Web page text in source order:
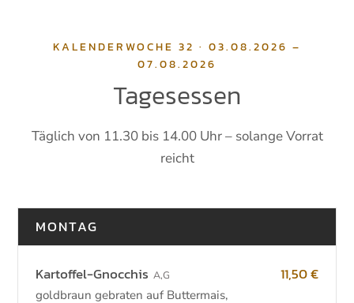
KALENDERWOCHE 32 · 03.08.2026 –
07.08.2026
Tagesessen
Täglich von 11.30 bis 14.00 Uhr – solange Vorrat
reicht
MONTAG
Kartoffel-Gnocchis A,G
goldbraun gebraten auf Buttermais,
11,50 €